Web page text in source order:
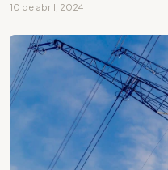
10 de abril, 2024